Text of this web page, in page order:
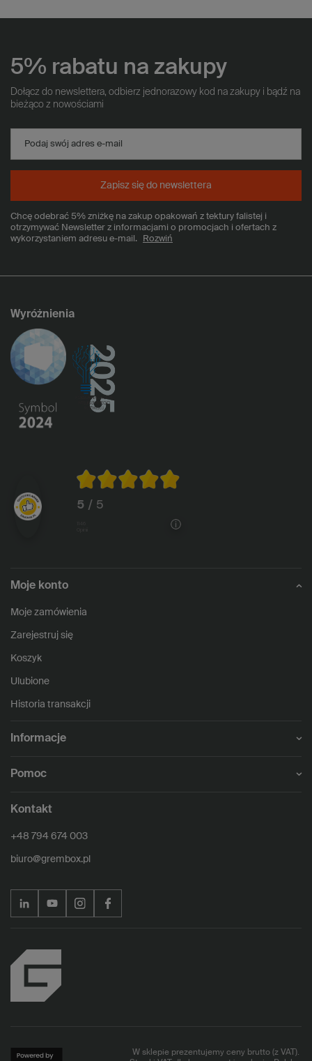
5% rabatu na zakupy
Dołącz do newslettera, odbierz jednorazowy kod na zakupy i bądź na
bieżąco z nowościami
Podaj swój adres e-mail
Chcę odebrać 5% zniżkę na zakup opakowań z tektury falistej i
otrzymywać Newsletter z informacjami o promocjach i ofertach z
wykorzystaniem adresu e-mail.
Rozwiń
Zapisz się do newslettera
Wyróżnienia
5 / 5
Moje konto
Moje zamówienia
Zarejestruj się
Koszyk
Ulubione
Historia transakcji
Informacje
Pomoc
Kontakt
+48 794 674 003
biuro@grembox.pl
W sklepie prezentujemy ceny brutto (z VAT).